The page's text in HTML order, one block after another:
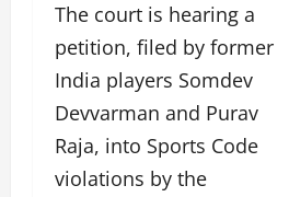
The court is hearing a
petition, filed by former
India players Somdev
Devvarman and Purav
Raja, into Sports Code
violations by the